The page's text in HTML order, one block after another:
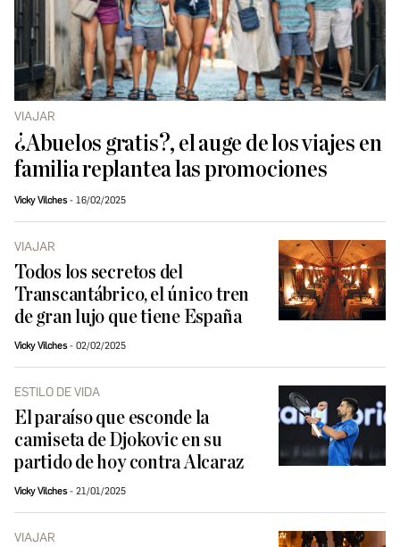
VIAJAR
¿Abuelos gratis?, el auge de los viajes en
familia replantea las promociones
Vicky Vilches 16/02/2025
VIAJAR
Todos los secretos del
Transcantábrico, el único tren
de gran lujo que tiene España
Vicky Vilches 02/02/2025
ESTILO DE VIDA
El paraíso que esconde la
camiseta de Djokovic en su
partido de hoy contra Alcaraz
Vicky Vilches 21/01/2025
VIAJAR